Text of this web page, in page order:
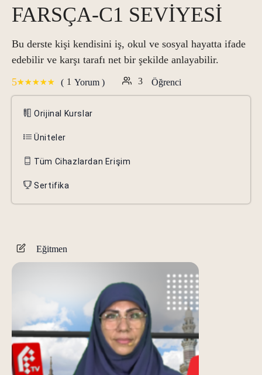
FARSÇA-C1 SEVİYESİ
Bu derste kişi kendisini iş, okul ve sosyal hayatta ifade
edebilir ve karşı tarafı net bir şekilde anlayabilir.
5
( 1 Yorum ) 3 Öğrenci
Orijinal Kurslar
Üniteler
Tüm Cihazlardan Erişim
Sertifika
Eğitmen